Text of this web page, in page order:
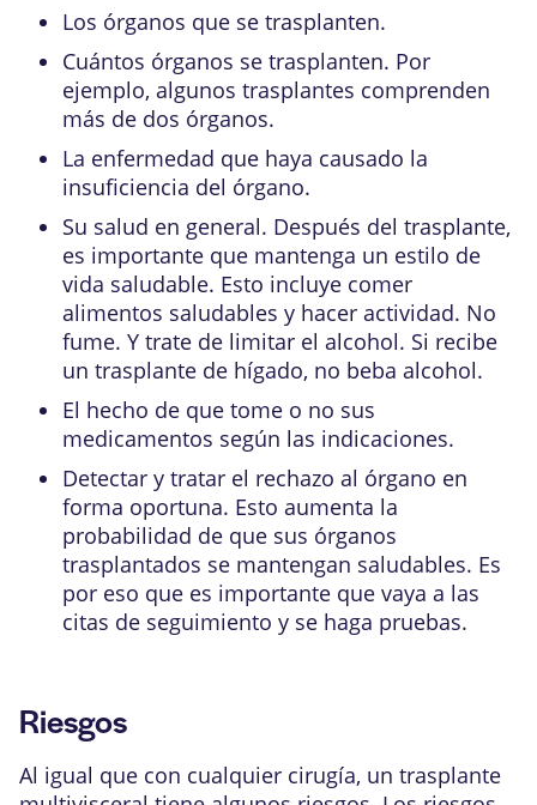
Los órganos que se trasplanten.
Cuántos órganos se trasplanten. Por
ejemplo, algunos trasplantes comprenden
más de dos órganos.
La enfermedad que haya causado la
insuficiencia del órgano.
Su salud en general. Después del trasplante,
es importante que mantenga un estilo de
vida saludable. Esto incluye comer
alimentos saludables y hacer actividad. No
fume. Y trate de limitar el alcohol. Si recibe
un trasplante de hígado, no beba alcohol.
El hecho de que tome o no sus
medicamentos según las indicaciones.
Detectar y tratar el rechazo al órgano en
forma oportuna. Esto aumenta la
probabilidad de que sus órganos
trasplantados se mantengan saludables. Es
por eso que es importante que vaya a las
citas de seguimiento y se haga pruebas.
Riesgos
Al igual que con cualquier cirugía, un trasplante